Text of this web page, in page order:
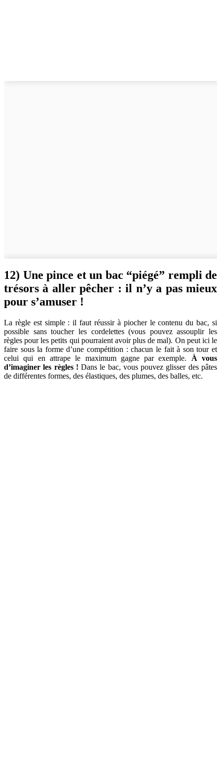
12) Une pince et un bac “piégé” rempli de
trésors à aller pêcher : il n’y a pas mieux
pour s’amuser !
La règle est simple : il faut réussir à piocher le contenu du bac, si
possible sans toucher les cordelettes (vous pouvez assouplir les
règles pour les petits qui pourraient avoir plus de mal). On peut ici le
faire sous la forme d’une compétition : chacun le fait à son tour et
celui qui en attrape le maximum gagne par exemple. À vous
d’imaginer les règles ! Dans le bac, vous pouvez glisser des pâtes
de différentes formes, des élastiques, des plumes, des balles, etc.